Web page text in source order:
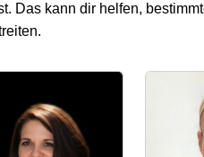
Das kann dir helfen,